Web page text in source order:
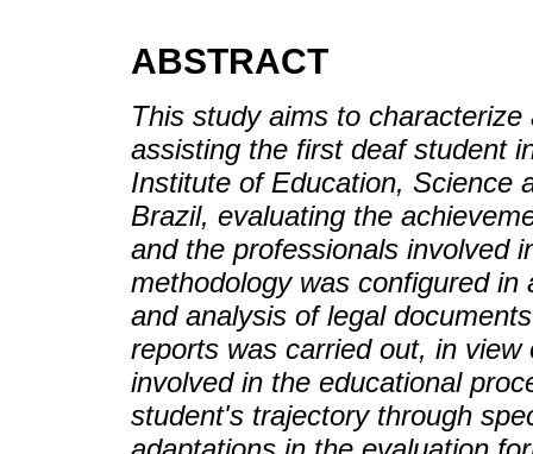
ABSTRACT
This study aims to
assisting the first deaf student
Institute of Education, Science
Brazil, evaluating the
and the professionals involved
methodology was configured
and analysis of legal
reports was carried out, in
involved in the educational
student's trajectory through